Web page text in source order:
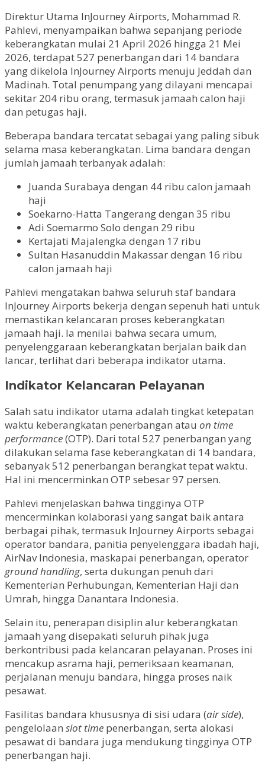
Direktur Utama InJourney Airports, Mohammad R.
Pahlevi, menyampaikan bahwa sepanjang periode
keberangkatan mulai 21 April 2026 hingga 21 Mei
2026, terdapat 527 penerbangan dari 14 bandara
yang dikelola InJourney Airports menuju Jeddah dan
Madinah. Total penumpang yang dilayani mencapai
sekitar 204 ribu orang, termasuk jamaah calon haji
dan petugas haji.
Beberapa bandara tercatat sebagai yang paling sibuk
selama masa keberangkatan. Lima bandara dengan
jumlah jamaah terbanyak adalah:
Juanda Surabaya dengan 44 ribu calon jamaah
haji
Soekarno-Hatta Tangerang dengan 35 ribu
Adi Soemarmo Solo dengan 29 ribu
Kertajati Majalengka dengan 17 ribu
Sultan Hasanuddin Makassar dengan 16 ribu
calon jamaah haji
Pahlevi mengatakan bahwa seluruh staf bandara
InJourney Airports bekerja dengan sepenuh hati untuk
memastikan kelancaran proses keberangkatan
jamaah haji. Ia menilai bahwa secara umum,
penyelenggaraan keberangkatan berjalan baik dan
lancar, terlihat dari beberapa indikator utama.
Indikator Kelancaran Pelayanan
Salah satu indikator utama adalah tingkat ketepatan
waktu keberangkatan penerbangan atau on time
performance(OTP). Dari total 527 penerbangan yang
dilakukan selama fase keberangkatan di 14 bandara,
sebanyak 512 penerbangan berangkat tepat waktu.
Hal ini mencerminkan OTP sebesar 97 persen.
Pahlevi menjelaskan bahwa tingginya OTP
mencerminkan kolaborasi yang sangat baik antara
berbagai pihak, termasuk InJourney Airports sebagai
operator bandara, panitia penyelenggara ibadah haji,
AirNav Indonesia, maskapai penerbangan, operator
ground handling, serta dukungan penuh dari
Kementerian Perhubungan, Kementerian Haji dan
Umrah, hingga Danantara Indonesia.
Selain itu, penerapan disiplin alur keberangkatan
jamaah yang disepakati seluruh pihak juga
berkontribusi pada kelancaran pelayanan. Proses ini
mencakup asrama haji, pemeriksaan keamanan,
perjalanan menuju bandara, hingga proses naik
pesawat.
Fasilitas bandara khususnya di sisi udara (air side),
pengelolaan slot time penerbangan, serta alokasi
pesawat di bandara juga mendukung tingginya OTP
penerbangan haji.